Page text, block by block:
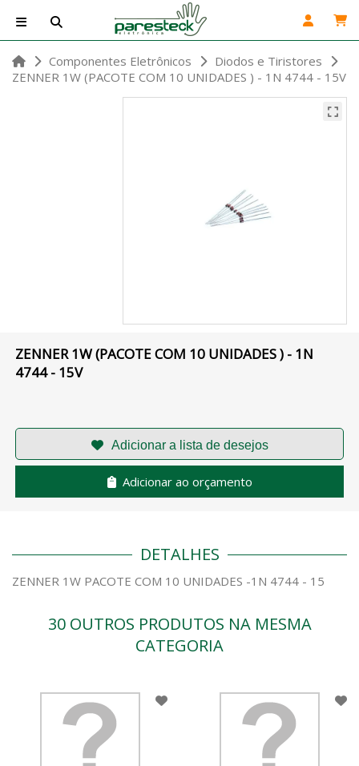
Componentes Eletrônicos
Diodos e Tiristores
ZENNER 1W (PACOTE COM 10 UNIDADES ) - 1N 4744 - 15V
ZENNER 1W (PACOTE COM 10 UNIDADES ) - 1N
4744 - 15V
Adicionar ao orçamento
DETALHES
ZENNER 1W PACOTE COM 10 UNIDADES -1N 4744 - 15
30 OUTROS PRODUTOS NA MESMA
CATEGORIA